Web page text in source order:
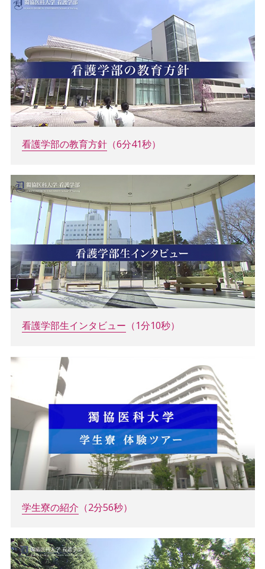
看護学部の教育方針 （6分41秒）
看護学部生インタビュー （1分10秒）
学生寮の紹介 （2分56秒）